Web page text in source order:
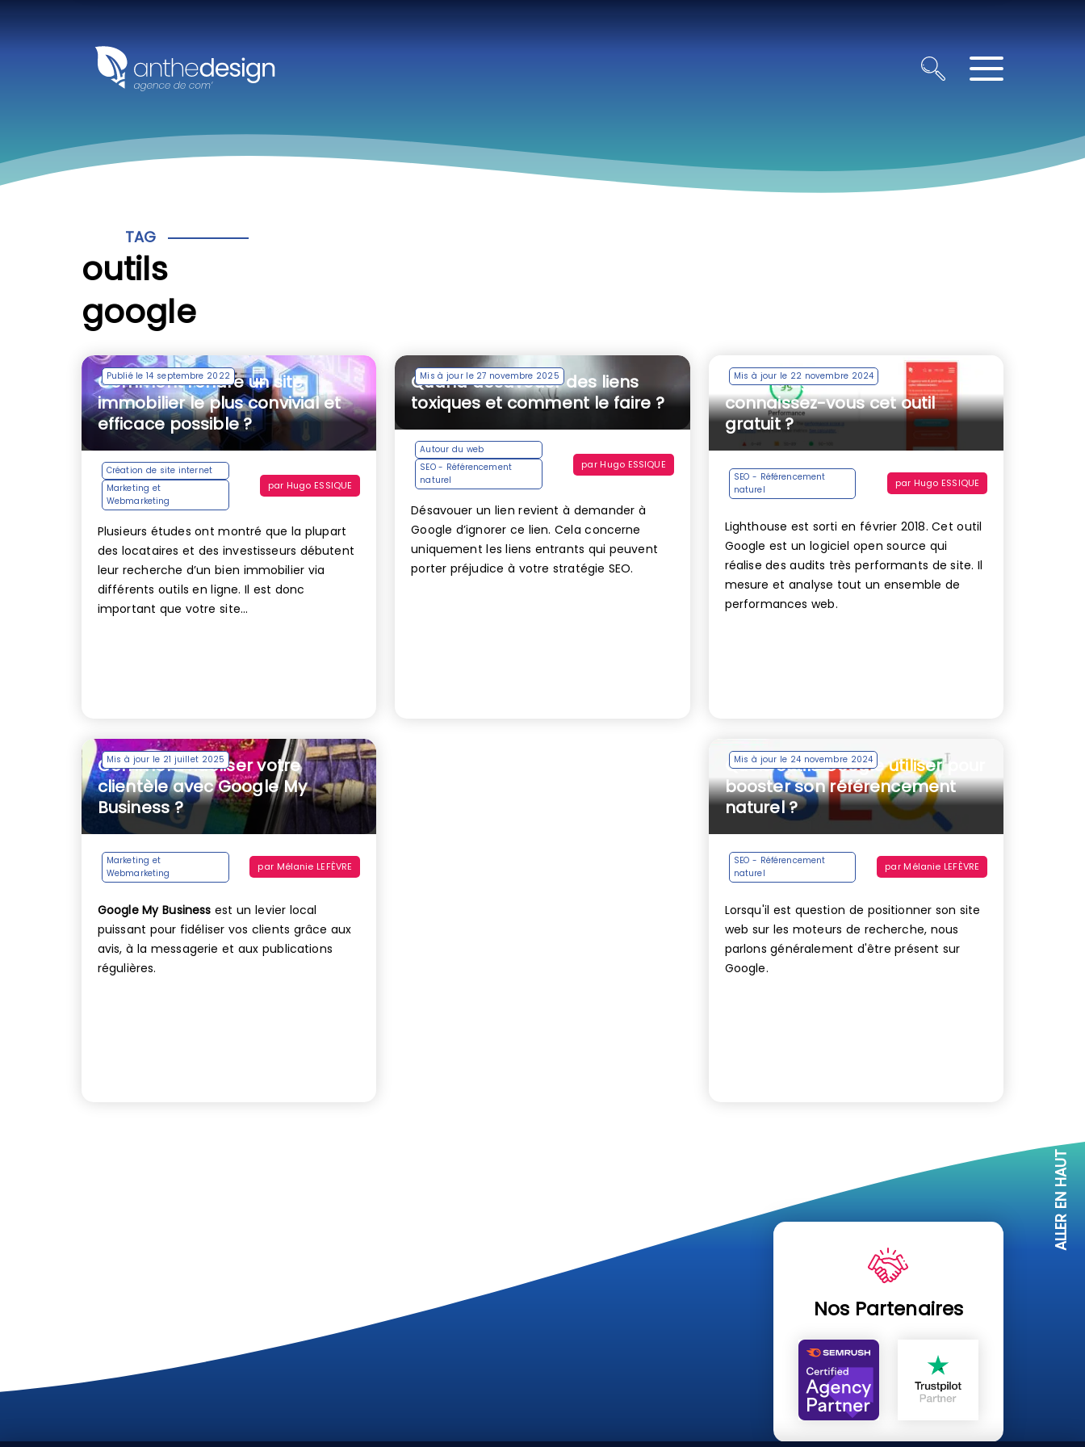
TAG
outils
google
Publié le 14 septembre 2022
Comment rendre un site
immobilier le plus convivial et
efficace possible ?
Création de site internet
Marketing et
Webmarketing
par Hugo ESSIQUE
Plusieurs études ont montré que la plupart
des locataires et des investisseurs débutent
leur recherche d’un bien immobilier via
différents outils en ligne. Il est donc
important que votre site...
Mis à jour le 27 novembre 2025
Quand désavouer des liens
toxiques et comment le faire ?
Autour du web
SEO - Référencement
naturel
par Hugo ESSIQUE
Désavouer un lien revient à demander à
Google d’ignorer ce lien. Cela concerne
uniquement les liens entrants qui peuvent
porter préjudice à votre stratégie SEO.
Mis à jour le 22 novembre 2024
Google Lighthouse :
connaissez-vous cet outil
gratuit ?
SEO - Référencement
naturel
par Hugo ESSIQUE
Lighthouse est sorti en février 2018. Cet outil
Google est un logiciel open source qui
réalise des audits très performants de site. Il
mesure et analyse tout un ensemble de
performances web.
Mis à jour le 21 juillet 2025
Comment fidéliser votre
clientèle avec Google My
Business ?
Marketing et
Webmarketing
par Mélanie LEFÈVRE
Google My Business est un levier local
puissant pour fidéliser vos clients grâce aux
avis, à la messagerie et aux publications
régulières.
Mis à jour le 24 novembre 2024
Quels outils Google utiliser pour
booster son référencement
naturel ?
SEO - Référencement
naturel
par Mélanie LEFÈVRE
Lorsqu'il est question de positionner son site
web sur les moteurs de recherche, nous
parlons généralement d'être présent sur
Google.
ALLER EN HAUT
Nos Partenaires